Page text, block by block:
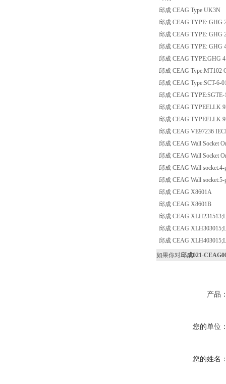
邱成 CEAG Type UK3N
邱成 CEAG TYPE: GHG
邱成 CEAG TYPE: GHG
邱成 CEAG TYPE: GHG
邱成 CEAG TYPE:GHG
邱成 CEAG Type:MT102
邱成 CEAG Type:SCT-6-
邱成 CEAG TYPE:SGTE-
邱成 CEAG TYPEELLK
邱成 CEAG TYPEELLK
邱成 CEAG VE97236
邱成 CEAG Wall Socket
邱成 CEAG Wall Socket
邱成 CEAG Wall
邱成 CEAG Wall
邱成 CEAG X8601A
邱成 CEAG X8601B
邱成 CEAG
邱成 CEAG
邱成 CEAG
如果你对邱成021-
产品
您的单位
您的姓名